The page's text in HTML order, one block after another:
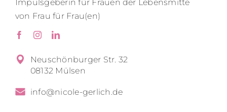
Impulsgeberin für Frauen der Lebensmitte
von Frau für Frau(en)
Neuschönburger Str. 32
08132 Mülsen
info@nicole-gerlich.de